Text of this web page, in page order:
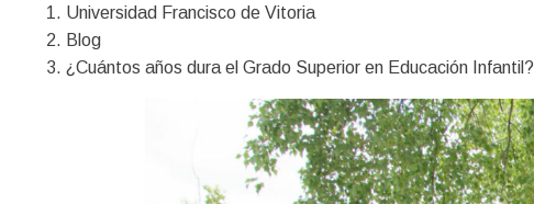
Universidad Francisco de Vitoria
Blog
¿Cuántos años dura el Grado Superior en Educación Infantil?